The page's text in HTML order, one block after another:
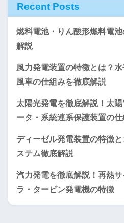
Recent Posts
燃料電池・りん酸形燃料電
解説
風力発電装置の特徴とは？
風車の仕組みを徹底解説
太陽光発電を徹底解説！太
ータ・系統連系保護装置の
ディーゼル発電装置の特徴
ステム徹底解説
汽力発電を徹底解説！再熱
ラ・タービン発電機の特徴